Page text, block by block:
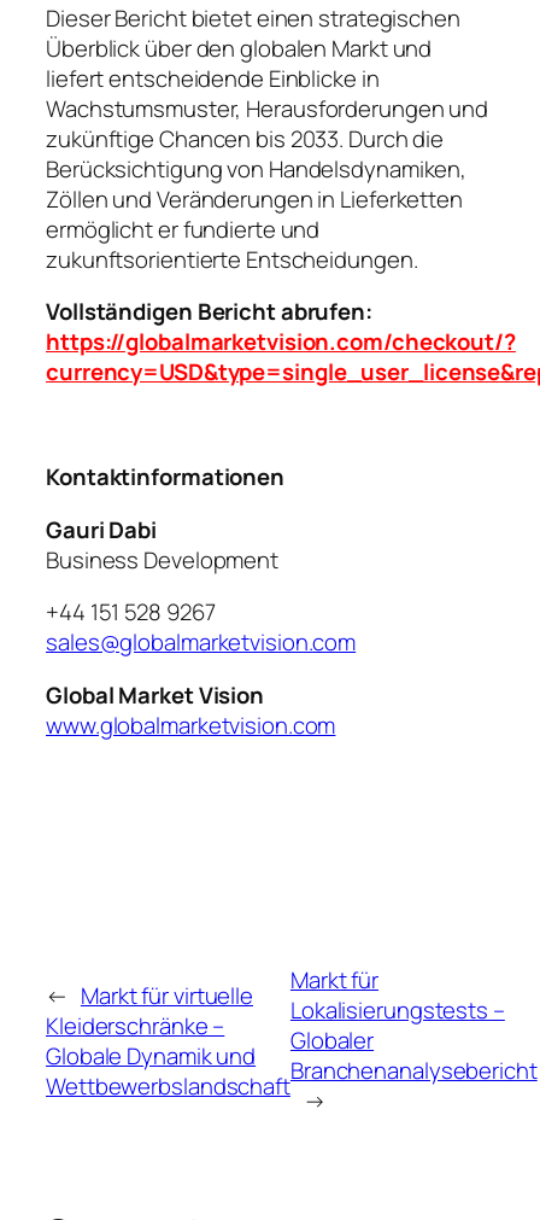
Dieser Bericht bietet einen strategischen
Überblick über den globalen Markt und
liefert entscheidende Einblicke in
Wachstumsmuster, Herausforderungen und
zukünftige Chancen bis 2033. Durch die
Berücksichtigung von Handelsdynamiken,
Zöllen und Veränderungen in Lieferketten
ermöglicht er fundierte und
zukunftsorientierte Entscheidungen.
Vollständigen Bericht abrufen:
https://globalmarketvision.com/checkout/?
Kontaktinformationen
Gauri Dabi
Business Development
+44 151 528 9267
sales@globalmarketvision.com
Global Market Vision
www.globalmarketvision.com
← Markt für virtuelle
Kleiderschränke –
Globale Dynamik und
Wettbewerbslandschaft
Markt für
Lokalisierungstests –
Globaler
Branchenanalysebericht
→